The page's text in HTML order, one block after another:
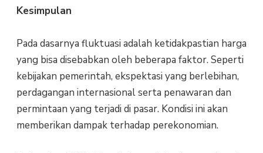
Kesimpulan
Pada dasarnya fluktuasi adalah ketidakpastian harga
yang bisa disebabkan oleh beberapa faktor. Seperti
kebijakan pemerintah, ekspektasi yang berlebihan,
perdagangan internasional serta penawaran dan
permintaan yang terjadi di pasar. Kondisi ini akan
memberikan dampak terhadap perekonomian.